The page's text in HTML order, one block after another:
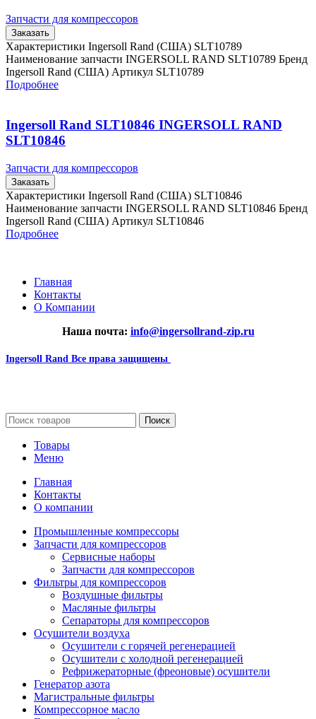
Запчасти для компрессоров
Заказать
Характеристики Ingersoll Rand (США) SLT10789
Наименование запчасти INGERSOLL RAND SLT10789 Бренд
Ingersoll Rand (США) Артикул SLT10789
Подробнее
Ingersoll Rand SLT10846 INGERSOLL RAND
SLT10846
Запчасти для компрессоров
Заказать
Характеристики Ingersoll Rand (США) SLT10846
Наименование запчасти INGERSOLL RAND SLT10846 Бренд
Ingersoll Rand (США) Артикул SLT10846
Подробнее
Главная
Контакты
О Компании
Наша почта: info@ingersollrand-zip.ru
Ingersoll Rand Все права защищены
Поиск
Товары
Меню
Главная
Контакты
О компании
Промышленные компрессоры
Запчасти для компрессоров
Сервисные наборы
Запчасти для компрессоров
Фильтры для компрессоров
Воздушные фильтры
Масляные фильтры
Сепараторы для компрессоров
Осушители воздуха
Осушители с горячей регенерацией
Осушители с холодной регенерацией
Рефрижераторные (фреоновые) осушители
Генератор азота
Магистральные фильтры
Компрессорное масло